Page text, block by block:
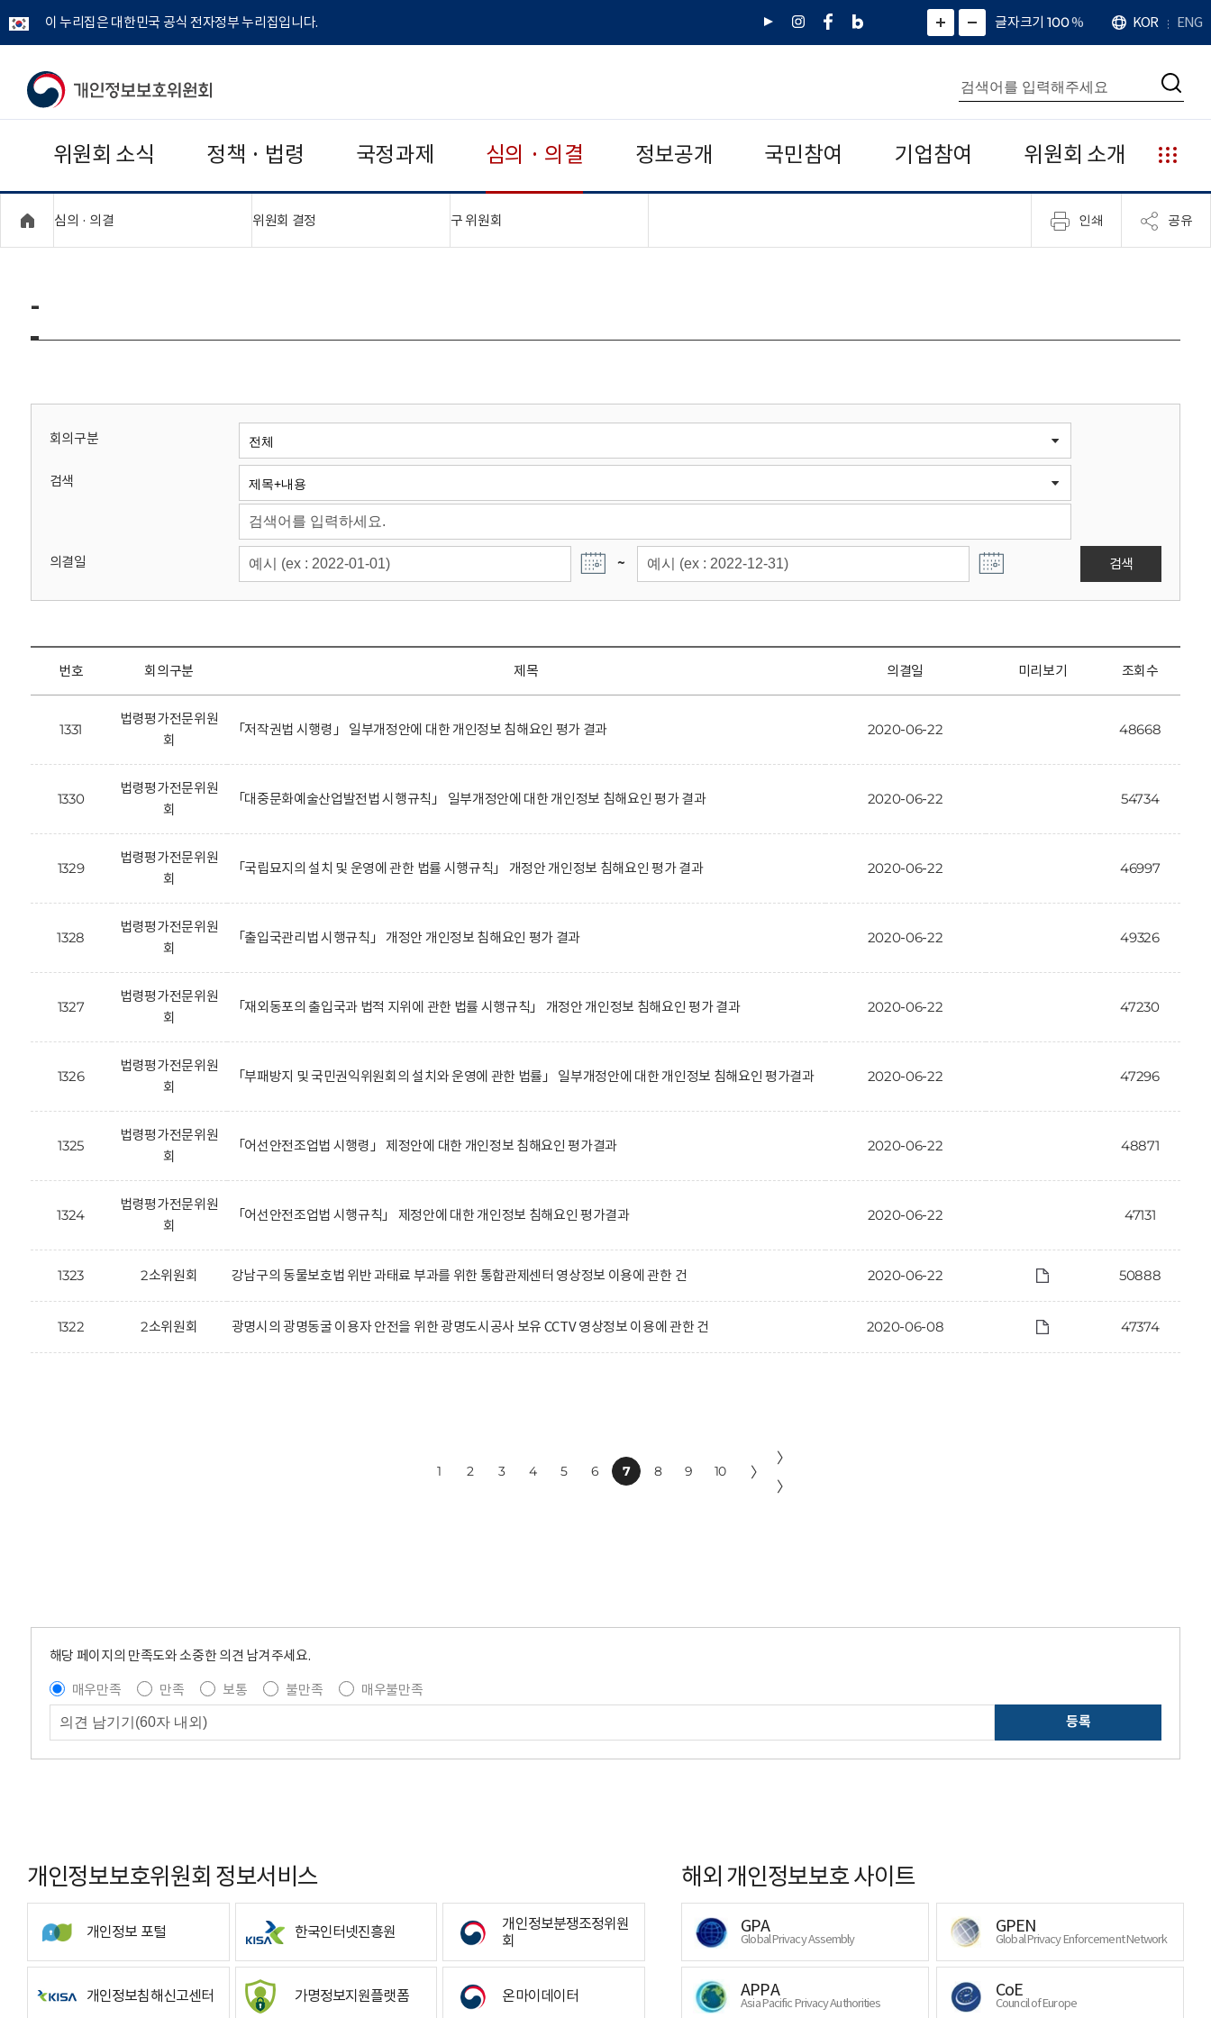
이 누리집은 대한민국 공식 전자정부 누리집입니다.
유
인
페
네
그
)
화
면
면
소
확
대
치
글자크기 100%
언
어
KOR ENG
개
보
보
위
회
통
합
검
색
검
위원회 소식 정책 · 법령 국정과제 심의 · 의결 정보공개 국민참여 기업참여 위원회 소개
누
리
집
안
심의 · 의결 위원회 결정 구 위원회 인쇄 공유
-
회의구분
검색
의결일 ~ 검색
번호 회의구분 제목 의결일 미리보기 조회수
1331
법령평가전문위원
회
「저작권법 시행령」 일부개정안에 대한 개인정보 침해요인 평가 결과 2020-06-22 48668
1330
법령평가전문위원
회
「대중문화예술산업발전법 시행규칙」 일부개정안에 대한 개인정보 침해요인 평가 결과 2020-06-22 54734
1329
법령평가전문위원
회
「국립묘지의 설치 및 운영에 관한 법률 시행규칙」 개정안 개인정보 침해요인 평가 결과 2020-06-22 46997
1328
법령평가전문위원
회
「출입국관리법 시행규칙」 개정안 개인정보 침해요인 평가 결과 2020-06-22 49326
1327
법령평가전문위원
회
「재외동포의 출입국과 법적 지위에 관한 법률 시행규칙」 개정안 개인정보 침해요인 평가 결과 2020-06-22 47230
1326
법령평가전문위원
회
「부패방지 및 국민권익위원회의 설치와 운영에 관한 법률」 일부개정안에 대한 개인정보 침해요인 평가결과 2020-06-22 47296
1325
법령평가전문위원
회
「어선안전조업법 시행령」 제정안에 대한 개인정보 침해요인 평가결과 2020-06-22 48871
1324
법령평가전문위원
회
「어선안전조업법 시행규칙」 제정안에 대한 개인정보 침해요인 평가결과 2020-06-22 47131
1323 2소위원회 강남구의 동물보호법 위반 과태료 부과를 위한 통합관제센터 영상정보 이용에 관한 건 2020-06-22 50888
1322 2소위원회 광명시의 광명동굴 이용자 안전을 위한 광명도시공사 보유 CCTV 영상정보 이용에 관한 건 2020-06-08 47374
1 2 3 4 5 6 7 8 9 10 〉
〉
〉
해당 페이지의 만족도와 소중한 의견 남겨주세요.
매우만족
만족 보통 불만족
매우불만족
등록
개인정보보호위원회 정보서비스
개인정보 포털 한국인터넷진흥원
개인정보분쟁조정위원
회
개인정보침해신고센터 가명정보지원플랫폼 온마이데이터
해외 개인정보보호 사이트
GPA
Global Privacy Assembly
GPEN
Global Privacy Enforcement Network
APPA
Asia Pacific Privacy Authorities
CoE
Council of Europe